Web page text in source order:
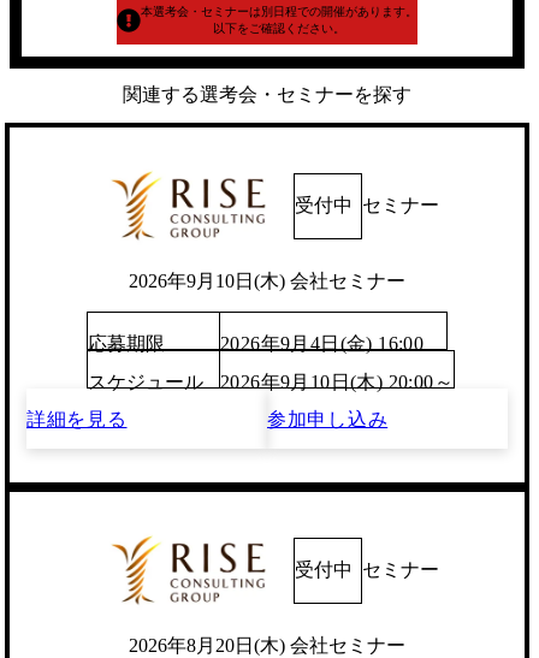
本選考会・セミナーは別日程での開催があります。
以下をご確認ください。
関連する選考会・セミナーを探す
受付中 セミナー
2026年9月10日(木) 会社セミナー
応募期限
2026年9月4日(金) 16:00
スケジュール
2026年9月10日(木) 20:00～
詳細を見る
参加申し込み
受付中 セミナー
2026年8月20日(木) 会社セミナー